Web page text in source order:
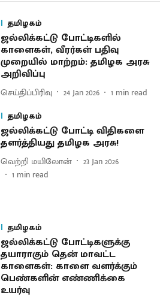
தமிழகம்
ஜல்லிக்கட்டு போட்டிகளில்
காளைகள், வீரர்கள் பதிவு
முறையில் மாற்றம்: தமிழக அரசு
அறிவிப்பு
செய்திப்பிரிவு 24 Jan 2026 1 min read
தமிழகம்
ஜல்லிக்கட்டு போட்டி விதிகளை
தளர்த்தியது தமிழக அரசு!
வெற்றி மயிலோன்
23 Jan 2026
1 min read
தமிழகம்
ஜல்லிக்கட்டு போட்டிகளுக்கு
தயாராகும் தென் மாவட்ட
காளைகள்: காளை வளர்க்கும்
பெண்களின் எண்ணிக்கை
உயர்வு